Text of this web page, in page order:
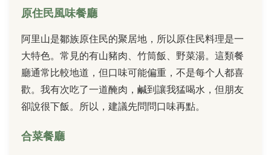
原住民風味餐廳
阿里山是鄒族原住民的聚居地，所以原住民料理是一
大特色。常見的有山豬肉、竹筒飯、野菜湯。這類餐
廳通常比較地道，但口味可能偏重，不是每个人都喜
歡。我有次吃了一道醃肉，鹹到讓我猛喝水，但朋友
卻說很下飯。所以，建議先問問口味再點。
合菜餐廳